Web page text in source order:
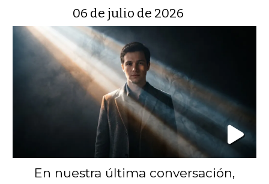
06 de julio de 2026
En nuestra última conversación,